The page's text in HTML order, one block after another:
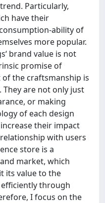
Particularly,
have their
ability of
more popular.
brand value is not
promise of
the craftsmanship is
are not only just
or making
of each design
their impact
with users
store is a
market, which
its value to the
through
I focus on the